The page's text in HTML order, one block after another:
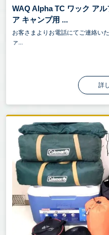
WAQ Alpha TC ワック ア
ア キャンプ用 ...
お客さまよりお電話にてご連絡い
ァ...
詳